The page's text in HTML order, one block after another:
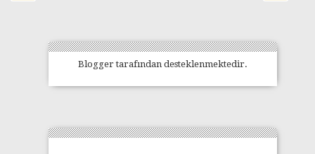
Bloggertarafından desteklenmektedir.